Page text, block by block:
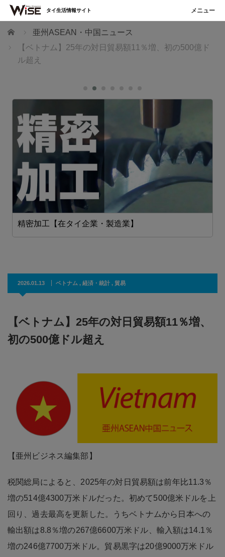
ホーム
亜州ASEAN・中国ニュース
【ベトナム】25年の対日貿易額11％増、初の500億ド
ル超え
精密加工【在タイ企業・製造業】
2026.01.13 ベトナム , 経済・統計 , 貿易
【ベトナム】25年の対日貿易額11％増、
初の500億ドル超え
【亜州ビジネス編集部】
税関総局によると、2025年の対日貿易額は前年比11.3％
増の514億4300万米ドルだった。初めて500億米ドルを上
回り、過去最高を更新した。うちベトナムから日本への
輸出額は8.8％増の267億6600万米ドル、輸入額は14.1％
増の246億7700万米ドル。貿易黒字は20億9000万米ドル
タイ生活情報サイト